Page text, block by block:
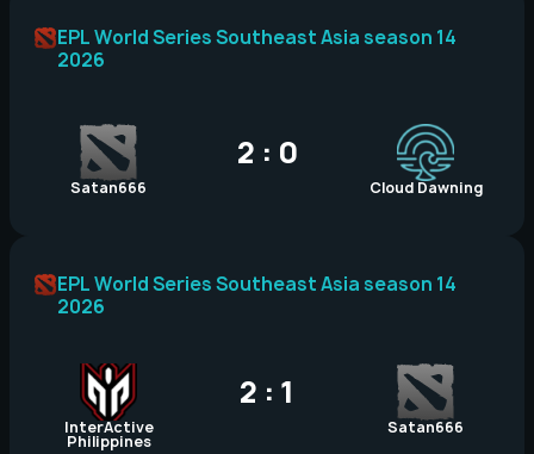
Satan666
2 : 0
Cloud Dawning
EPL World Series Southeast Asia season 14
2026
InterActive
Philippines
2 : 1
Satan666
EPL World Series Southeast Asia season 14
2026